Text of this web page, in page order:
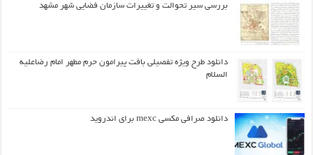
بررسی سیر تحوالت و تغییرات سازمان فضایی شهر مشهد
دانلود طرح ويژه تفصيلي بافت پيرامون حرم مطهر امام رضاعليه
السلام
دانلود صرافی مکسی mexc برای اندروید